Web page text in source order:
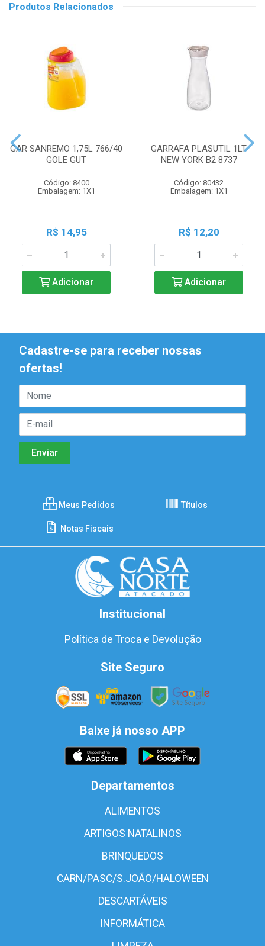
Produtos Relacionados
GAR SANREMO 1,75L 766/40
GOLE GUT
Código: 8400
Embalagem: 1X1
R$ 14,95
Adicionar
GARRAFA PLASUTIL 1LT
NEW YORK B2 8737
Código: 80432
Embalagem: 1X1
R$ 12,20
Adicionar
Cadastre-se para receber nossas
ofertas!
Meus Pedidos Títulos
Notas Fiscais
Institucional
Política de Troca e Devolução
Site Seguro
Baixe já nosso APP
Departamentos
ALIMENTOS
ARTIGOS NATALINOS
BRINQUEDOS
CARN/PASC/S.JOÃO/HALOWEEN
DESCARTÁVEIS
INFORMÁTICA